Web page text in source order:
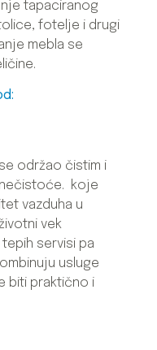
tapaciranog
fotelje i drugi
mebla se
održao čistim i
nečistoće. koje
vazduha u
vek
servisi pa
usluge
biti praktično i